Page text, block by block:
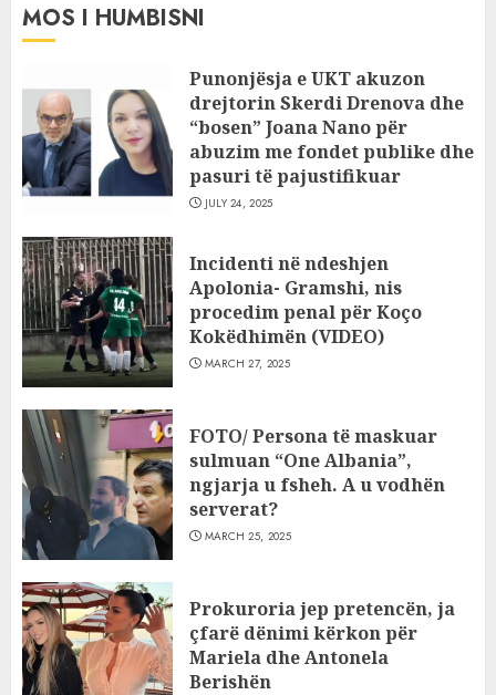
MOS I HUMBISNI
Punonjësja e UKT akuzon
drejtorin Skerdi Drenova dhe
“bosen” Joana Nano për
abuzim me fondet publike dhe
pasuri të pajustifikuar
JULY 24, 2025
Incidenti në ndeshjen
Apolonia- Gramshi, nis
procedim penal për Koço
Kokëdhimën (VIDEO)
MARCH 27, 2025
FOTO/ Persona të maskuar
sulmuan “One Albania”,
ngjarja u fsheh. A u vodhën
serverat?
MARCH 25, 2025
Prokuroria jep pretencën, ja
çfarë dënimi kërkon për
Mariela dhe Antonela
Berishën